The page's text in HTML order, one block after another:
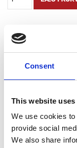
Consent
This website
We use cookies
provide social
We also share
Taymar® M65 1/3
Med plads til 4
Optager meget lidt
Antal stk pr karton: